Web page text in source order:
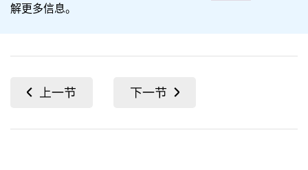
解更多信息。